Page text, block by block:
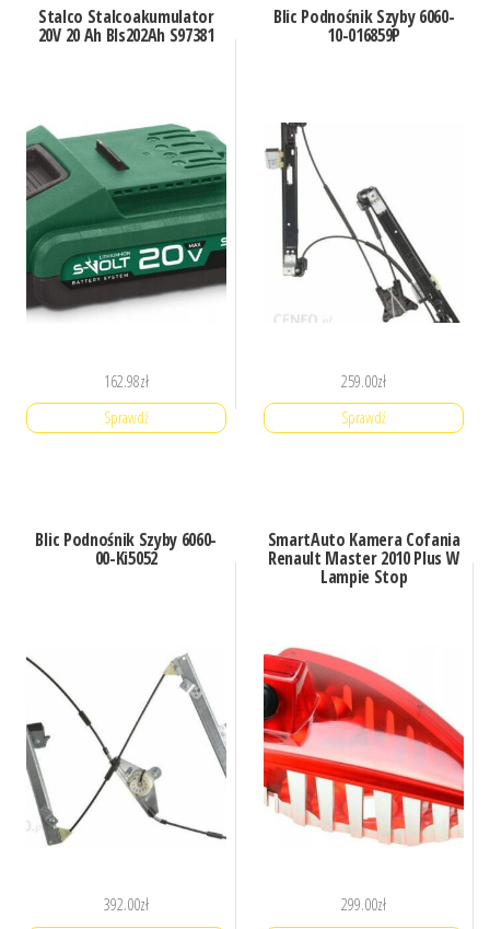
Stalco Stalcoakumulator
20V 20 Ah Bls202Ah S97381
162.98zł
Sprawdź
Blic Podnośnik Szyby 6060-
10-016859P
259.00zł
Sprawdź
Blic Podnośnik Szyby 6060-
00-Ki5052
392.00zł
SmartAuto Kamera Cofania
Renault Master 2010 Plus W
Lampie Stop
299.00zł